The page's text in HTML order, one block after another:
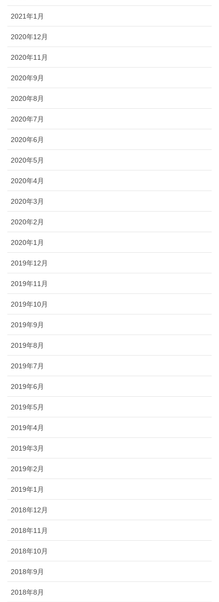
2021年1月
2020年12月
2020年11月
2020年9月
2020年8月
2020年7月
2020年6月
2020年5月
2020年4月
2020年3月
2020年2月
2020年1月
2019年12月
2019年11月
2019年10月
2019年9月
2019年8月
2019年7月
2019年6月
2019年5月
2019年4月
2019年3月
2019年2月
2019年1月
2018年12月
2018年11月
2018年10月
2018年9月
2018年8月